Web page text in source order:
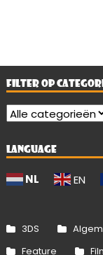
FILTER OP
LANGUAGE
NL EN
3DS
Feature